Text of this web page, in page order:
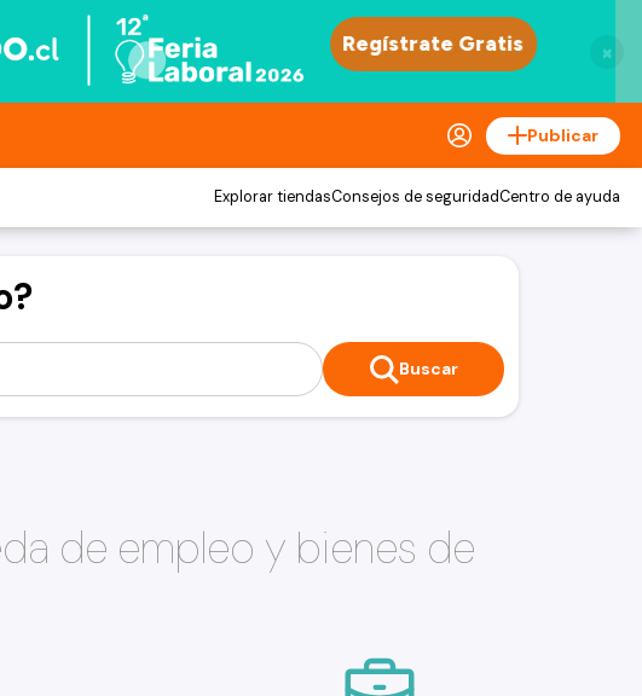
×
Publicar
Explorar tiendasConsejos de seguridadCentro de ayuda
Buscar
de empleo y bienes de